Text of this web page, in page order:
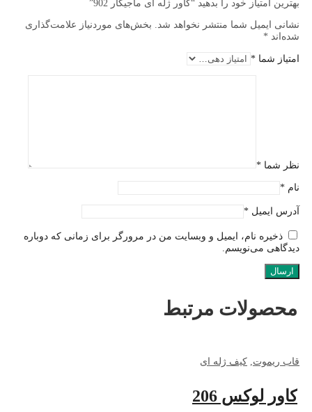
بهترین امتیاز خود را بدهید “کاور ژله ای ماجیکار 902”
نشانی ایمیل شما منتشر نخواهد شد. بخش‌های موردنیاز علامت‌گذاری
شده‌اند *
امتیاز شما *
نظر شما *
نام *
آدرس ایمیل *
ذخیره نام، ایمیل و وبسایت من در مرورگر برای زمانی که دوباره
دیدگاهی می‌نویسم.
محصولات مرتبط
قاب ریموت کیف ژله ای
کاور لوکس 206